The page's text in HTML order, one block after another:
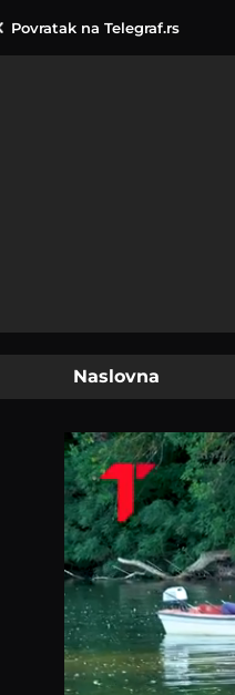
Povratak na Telegraf.rs
Naslovna